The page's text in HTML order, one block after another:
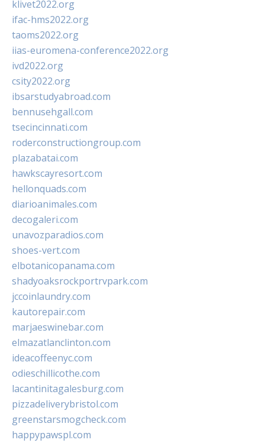
klivet2022.org
ifac-hms2022.org
taoms2022.org
iias-euromena-conference2022.org
ivd2022.org
csity2022.org
ibsarstudyabroad.com
bennusehgall.com
tsecincinnati.com
roderconstructiongroup.com
plazabatai.com
hawkscayresort.com
hellonquads.com
diarioanimales.com
decogaleri.com
unavozparadios.com
shoes-vert.com
elbotanicopanama.com
shadyoaksrockportrvpark.com
jccoinlaundry.com
kautorepair.com
marjaeswinebar.com
elmazatlanclinton.com
ideacoffeenyc.com
odieschillicothe.com
lacantinitagalesburg.com
pizzadeliverybristol.com
greenstarsmogcheck.com
happypawspl.com